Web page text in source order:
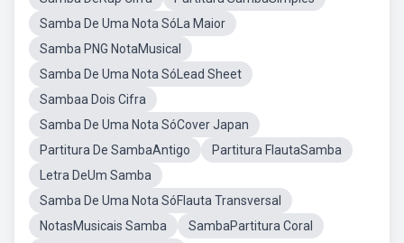
Samba De Uma Nota SóLa Maior
Samba PNG NotaMusical
Samba De Uma Nota SóLead Sheet
Sambaa Dois Cifra
Samba De Uma Nota SóCover Japan
Partitura De SambaAntigo
Partitura FlautaSamba
Letra DeUm Samba
Samba De Uma Nota SóFlauta Transversal
NotasMusicais Samba
SambaPartitura Coral